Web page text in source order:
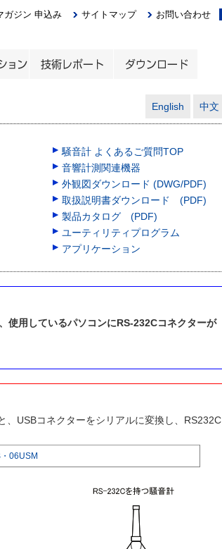
ガジン 申込み サイトマップ お問い合わせ
English 中文
騒音計 よくあるご質問TOP
音響計測関連機器
外観図ダウンロード (DWG/PDF)
取扱説明書ダウンロード (PDF)
製品カタログ (PDF)
ユーティリティプログラム
アプリケーション
使用しているパソコンにRS-232Cコネクターが
USBコネクターをシリアルに変換し、RS232C
06USM